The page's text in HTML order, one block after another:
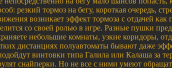
резкий тормоз на бегу, короткая очередь,
возникает эффект тормоза с отдачей как
со своей ролью в игре. Разные пушки
небольшие комнаты, узкие коридоры,
дистанциях полуавтоматы бывают даже
винтовки типа Галила или Калаша за
снайперки. Но не все с ними умеют